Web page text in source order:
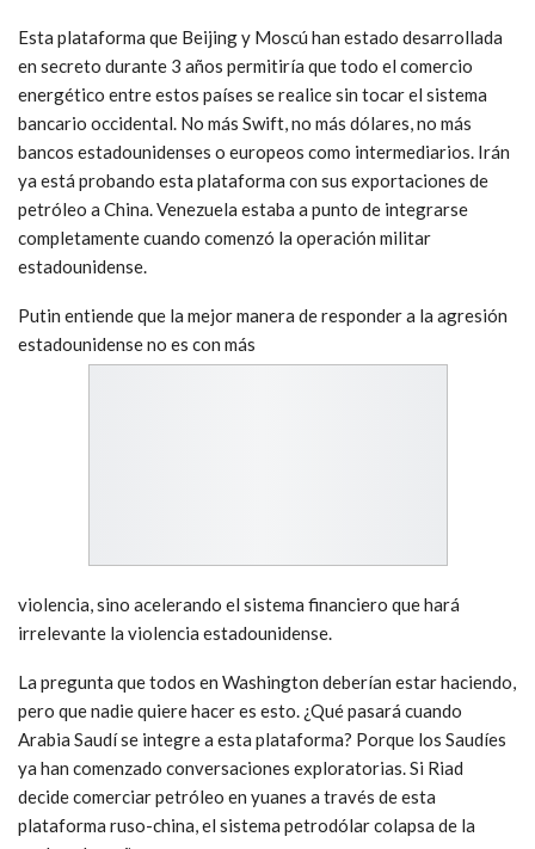
Esta plataforma que Beijing y Moscú han estado desarrollada
en secreto durante 3 años permitiría que todo el comercio
energético entre estos países se realice sin tocar el sistema
bancario occidental. No más Swift, no más dólares, no más
bancos estadounidenses o europeos como intermediarios. Irán
ya está probando esta plataforma con sus exportaciones de
petróleo a China. Venezuela estaba a punto de integrarse
completamente cuando comenzó la operación militar
estadounidense.
Putin entiende que la mejor manera de responder a la agresión
estadounidense no es con más
violencia, sino acelerando el sistema financiero que hará
irrelevante la violencia estadounidense.
La pregunta que todos en Washington deberían estar haciendo,
pero que nadie quiere hacer es esto. ¿Qué pasará cuando
Arabia Saudí se integre a esta plataforma? Porque los Saudíes
ya han comenzado conversaciones exploratorias. Si Riad
decide comerciar petróleo en yuanes a través de esta
plataforma ruso-china, el sistema petrodólar colapsa de la